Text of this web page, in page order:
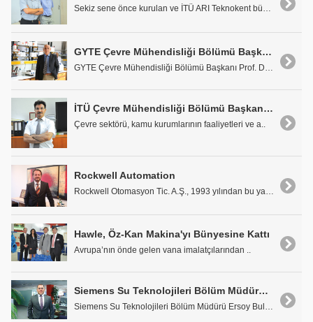
Sekiz sene önce kurulan ve İTÜ ARI Teknokent bünye..
GYTE Çevre Mühendisliği Bölümü Başkanı Prof. Dr. Bülent Keskinler: 'Üniversite ve Sanayi İşbirliği Arzu Edilen Seviyede Değil'
GYTE Çevre Mühendisliği Bölümü Başkanı Prof. Dr. B..
İTÜ Çevre Mühendisliği Bölümü Başkanı Prof. Dr. İsmail Toröz: 'İstikrarlı Olunmalı!..'
Çevre sektörü, kamu kurumlarının faaliyetleri ve a..
Rockwell Automation
Rockwell Otomasyon Tic. A.Ş., 1993 yılından bu yan..
Hawle, Öz-Kan Makina'yı Bünyesine Kattı
Avrupa’nın önde gelen vana imalatçılarından ..
Siemens Su Teknolojileri Bölüm Müdürü Ersoy Bulutlar: 'İhtiyaca Uygun Çözümler Sunuyoruz!..'
Siemens Su Teknolojileri Bölüm Müdürü Ersoy Bulutl..